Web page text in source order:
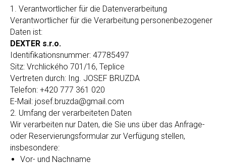
1. Verantwortlicher für die Datenverarbeitung
Verantwortlicher für die Verarbeitung personenbezogener
Daten ist:
DEXTER s.r.o.
Identifikationsnummer: 47785497
Sitz: Vrchlického 701/16, Teplice
Vertreten durch: Ing. JOSEF BRUZDA
Telefon: +420 777 361 020
E-Mail: josef.bruzda@gmail.com
2. Umfang der verarbeiteten Daten
Wir verarbeiten nur Daten, die Sie uns über das Anfrage-
oder Reservierungsformular zur Verfügung stellen,
insbesondere:
Vor- und Nachname